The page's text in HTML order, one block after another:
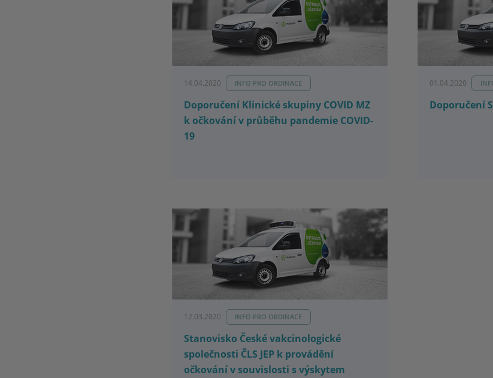
14.04.2020 INFO PRO ORDINACE
Doporučení Klinické skupiny COVID MZ
k očkování v průběhu pandemie COVID-
19
01.04.2020
Doporučení
12.03.2020 INFO PRO ORDINACE
Stanovisko České vakcinologické
společnosti ČLS JEP k provádění
očkování v souvislosti s výskytem